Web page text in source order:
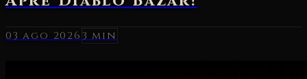
03 ago 20263 min